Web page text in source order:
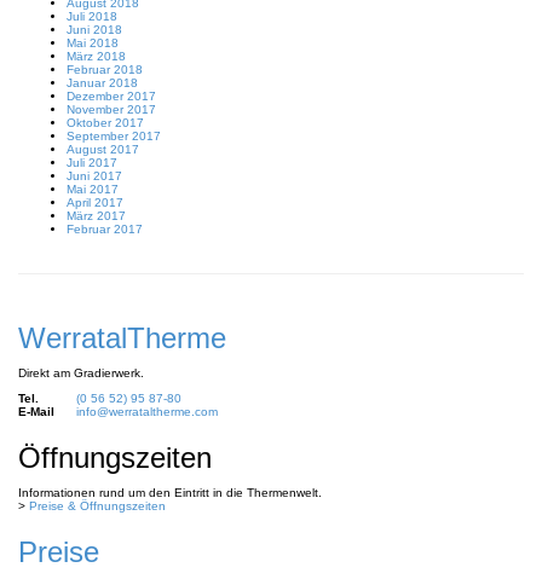
August 2018
Juli 2018
Juni 2018
Mai 2018
März 2018
Februar 2018
Januar 2018
Dezember 2017
November 2017
Oktober 2017
September 2017
August 2017
Juli 2017
Juni 2017
Mai 2017
April 2017
März 2017
Februar 2017
WerratalTherme
Direkt am Gradierwerk.
Tel.
(0 56 52) 95 87-80
E-Mail
info@werrataltherme.com
Öffnungszeiten
Informationen rund um den Eintritt in die Thermenwelt.
> Preise & Öffnungszeiten
Preise